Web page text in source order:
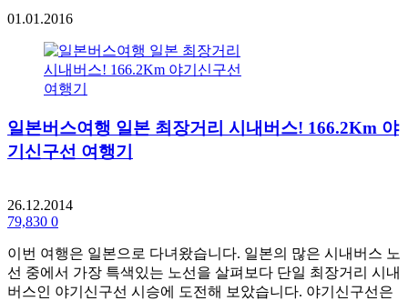
01.01.2016
일본버스여행 일본 최장거리 시내버스! 166.2Km 야
기신구선 여행기
26.12.2014
79,830 0
이번 여행은 일본으로 다녀왔습니다. 일본의 많은 시내버스 노
선 중에서 가장 특색있는 노선을 살펴보다 단일 최장거리 시내
버스인 야기신구선 시승에 도전해 보았습니다. 야기신구선은